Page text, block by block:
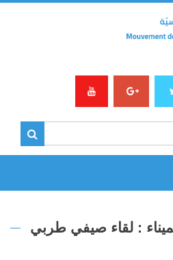
: لقاء صيفي طربي